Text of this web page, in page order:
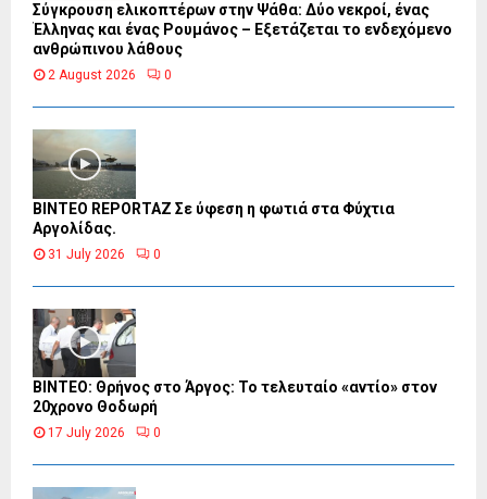
Σύγκρουση ελικοπτέρων στην Ψάθα: Δύο νεκροί, ένας
Έλληνας και ένας Ρουμάνος – Εξετάζεται το ενδεχόμενο
ανθρώπινου λάθους
2 August 2026 0
BINTEO REPORTAZ Σε ύφεση η φωτιά στα Φύχτια
Αργολίδας.
31 July 2026 0
ΒΙΝΤΕΟ: Θρήνος στο Άργος: Το τελευταίο «αντίο» στον
20χρονο Θοδωρή
17 July 2026 0